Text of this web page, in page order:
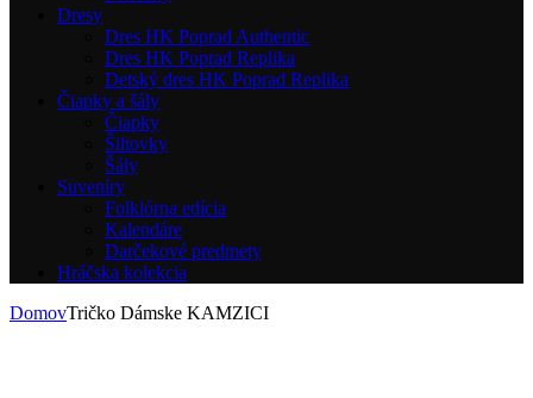
Dresy
Dres HK Poprad Authentic
Dres HK Poprad Replika
Detský dres HK Poprad Replika
Čiapky a šály
Čiapky
Šiltovky
Šály
Suveníry
Folklórna edícia
Kalendáre
Darčekové predmety
Hráčska kolekcia
DomovTričko Dámske KAMZICI